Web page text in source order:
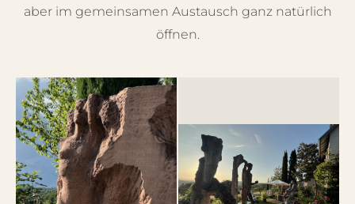
aber im gemeinsamen Austausch ganz natürlich
öffnen.